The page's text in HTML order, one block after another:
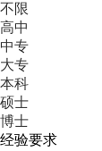
不限
高中
中专
大专
本科
硕士
博士
经验要求